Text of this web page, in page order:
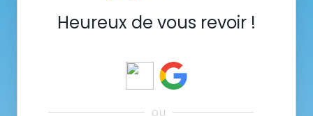
Heureux de vous revoir !